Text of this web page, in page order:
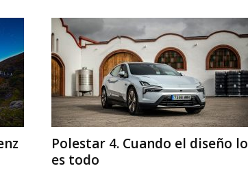
Polestar 4. Cuando el diseño lo
es todo